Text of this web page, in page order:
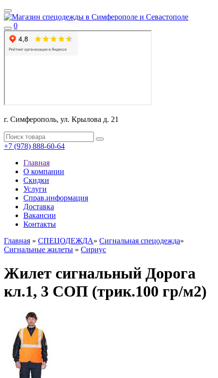
0
г. Симферополь, ул. Крылова д. 21
+7 (978) 888-60-64
Главная
О компании
Скидки
Услуги
Справ.информация
Доставка
Вакансии
Контакты
Главная » СПЕЦОДЕЖДА» Сигнальная спецодежда»
Сигнальные жилеты » Сириус
Жилет сигнальный Дорога
кл.1, 3 СОП (трик.100 гр/м2)